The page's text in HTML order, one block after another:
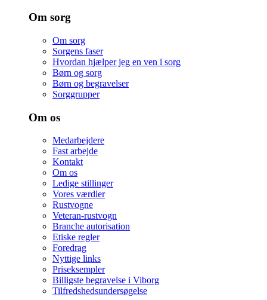
Om sorg
Om sorg
Sorgens faser
Hvordan hjælper jeg en ven i sorg
Børn og sorg
Børn og begravelser
Sorggrupper
Om os
Medarbejdere
Fast arbejde
Kontakt
Om os
Ledige stillinger
Vores værdier
Rustvogne
Veteran-rustvogn
Branche autorisation
Etiske regler
Foredrag
Nyttige links
Priseksempler
Billigste begravelse i Viborg
Tilfredshedsundersøgelse